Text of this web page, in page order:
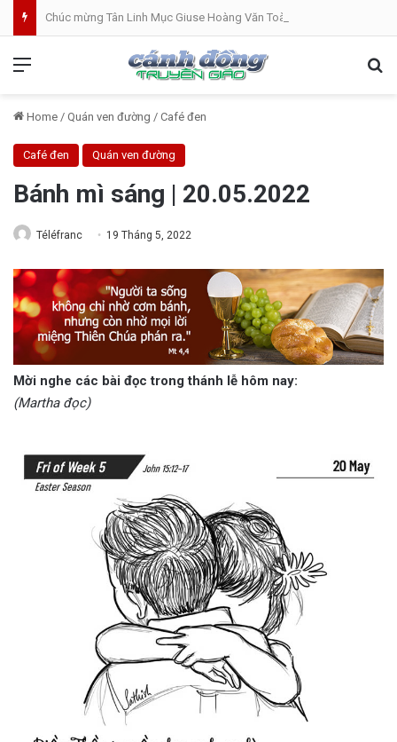
Home / Quán ven đường / Café đen
Café đen Quán ven đường
Bánh mì sáng | 20.05.2022
Téléfranc 19 Tháng 5, 2022
Mời nghe các bài đọc trong thánh lễ hôm nay:
(Martha đọc)